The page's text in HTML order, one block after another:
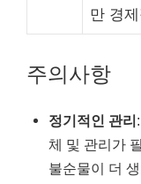
만 경
주의사항
정기적인 관리
체 및 관리가
불순물이 더